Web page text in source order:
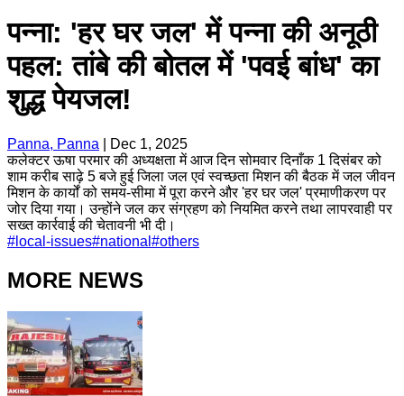
पन्ना: 'हर घर जल' में पन्ना की अनूठी
पहल: तांबे की बोतल में 'पवई बांध' का
शुद्ध पेयजल!
Panna, Panna
Dec 1, 2025
कलेक्टर ऊषा परमार की अध्यक्षता में आज दिन सोमवार दिनाँक 1 दिसंबर को
शाम करीब साढ़े 5 बजे हुई जिला जल एवं स्वच्छता मिशन की बैठक में जल जीवन
मिशन के कार्यों को समय-सीमा में पूरा करने और 'हर घर जल' प्रमाणीकरण पर
जोर दिया गया। उन्होंने जल कर संग्रहण को नियमित करने तथा लापरवाही पर
सख्त कार्रवाई की चेतावनी भी दी। ​
# local-issues#national #others
MORE NEWS